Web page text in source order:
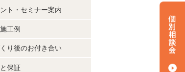
ト・セミナー案内
工例
り後のお付き合い
保証